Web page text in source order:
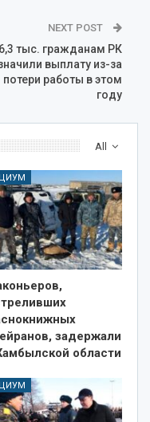
NEXT POST
тыс. гражданам РК
выплату из-за
потери работы в этом
году
All
задержали
области